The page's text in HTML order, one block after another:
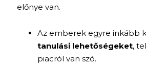
előnye van.
Az emberek egyre inkább
tanulási lehetőségeket,
piacról van szó.